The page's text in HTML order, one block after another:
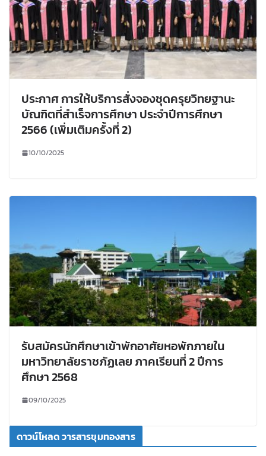
ประกาศ การให้บริการสั่งจองชุดครุยวิทยฐานะ
บัณฑิตที่สำเร็จการศึกษา ประจำปีการศึกษา
2566 (เพิ่มเติมครั้งที่ 2)
10/10/2025
รับสมัครนักศึกษาเข้าพักอาศัยหอพักภายใน
มหาวิทยาลัยราชภัฏเลย ภาคเรียนที่ 2 ปีการ
ศึกษา 2568
09/10/2025
ดาวน์โหลด วารสารขุมทองสาร